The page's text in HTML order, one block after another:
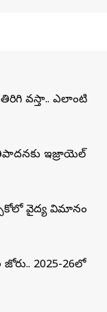
తిరిగి వస్తా.. ఎలాంటి
ఇజ్రాయెల్
వైద్య విమానం
జోరు.. 2025-26లో